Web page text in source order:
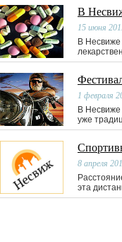
В
15 июня
В Несвиже
1 февраля
В Несвиже
уже
8 апреля
эта